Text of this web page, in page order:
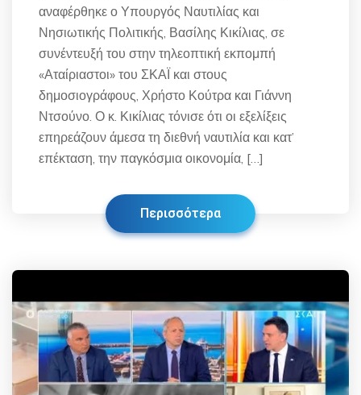
αναφέρθηκε ο Υπουργός Ναυτιλίας και
Νησιωτικής Πολιτικής, Βασίλης Κικίλιας, σε
συνέντευξή του στην τηλεοπτική εκπομπή
«Αταίριαστοι» του ΣΚΑΪ και στους
δημοσιογράφους, Χρήστο Κούτρα και Γιάννη
Ντσούνο. Ο κ. Κικίλιας τόνισε ότι οι εξελίξεις
επηρεάζουν άμεσα τη διεθνή ναυτιλία και κατ’
επέκταση, την παγκόσμια οικονομία, […]
Περισσότερα